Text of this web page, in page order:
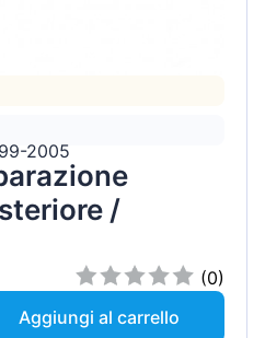
2005
/
(0)
Aggiungi al carrello